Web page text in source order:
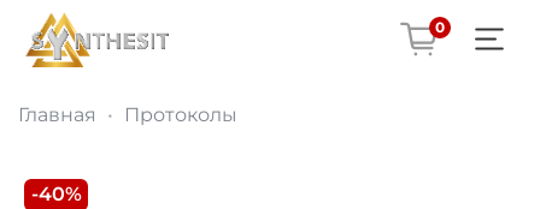
0
Главная Протоколы
-40%